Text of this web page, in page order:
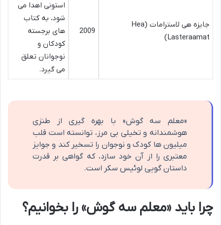
جایزه هی لاسترامات (Hea
Lasteraamat)
2009
استونی اهدا می
شود، به کتاب
های برجسته
کودکان و
نوجوانان تعلق
می گیرد.
«معلم سه گوش» با بهره گیری از طنزی
هوشمندانه و تخیلی بی مرز، توانسته است قلب
میلیون ها کودک و نوجوان را تسخیر کند و جوایز
معتبری را از آن خود سازد، که گواهی بر قدرت
داستان گویی لوئیس سکر است.
چرا باید «معلم سه گوش» را بخوانیم؟